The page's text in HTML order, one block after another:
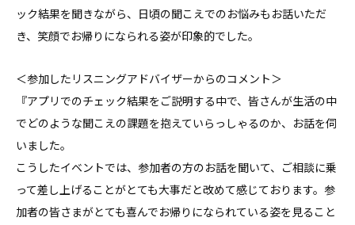
ック結果を聞きながら、日頃の聞こえでのお悩みもお話いただ
き、笑顔でお帰りになられる姿が印象的でした。
＜参加したリスニングアドバイザーからのコメント＞
『アプリでのチェック結果をご説明する中で、皆さんが生活の中
でどのような聞こえの課題を抱えていらっしゃるのか、お話を伺
いました。
こうしたイベントでは、参加者の方のお話を聞いて、ご相談に乗
って差し上げることがとても大事だと改めて感じております。参
加者の皆さまがとても喜んでお帰りになられている姿を見ること